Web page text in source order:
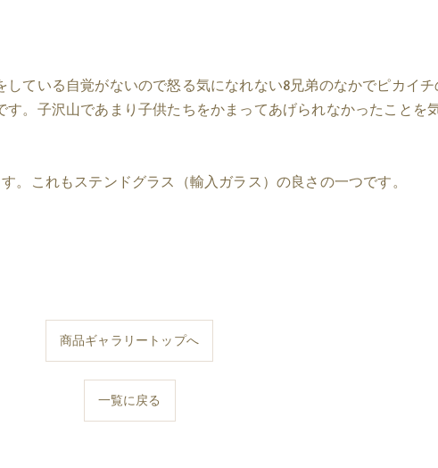
ている自覚がないので怒る気になれない8兄弟のなかでピカイ
。子沢山であまり子供たちをかまってあげられなかったことを
これもステンドグラス（輸入ガラス）の良さの一つです。
商品ギャラリートップへ
一覧に戻る